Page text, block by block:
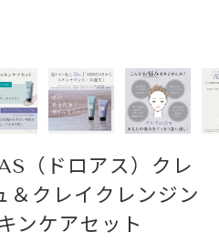
（ドロアス）クレ
＆クレイクレンジン
ンケアセット